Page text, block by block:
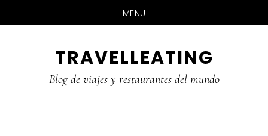
MENU
TRAVELLEATING
Blog de viajes y restaurantes del mundo